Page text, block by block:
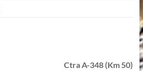
Ctra A-348 (Km 50)